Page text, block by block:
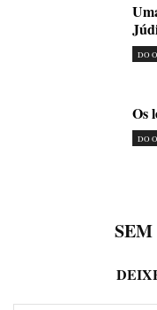
DO
Os
DO